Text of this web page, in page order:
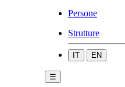
Persone
Strutture
IT EN
☰